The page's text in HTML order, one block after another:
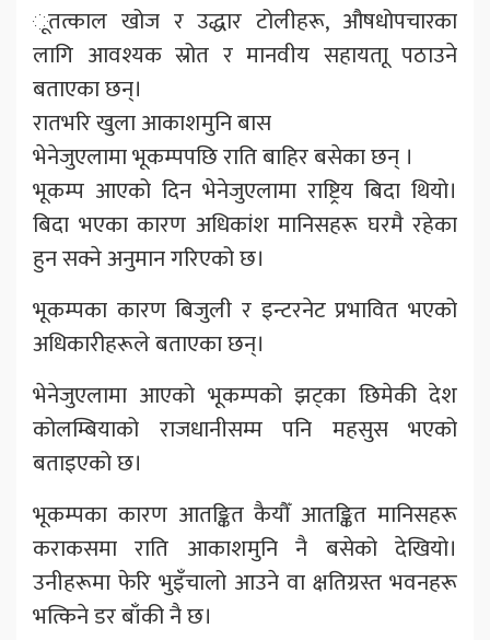
ूतत्काल खोज र उद्धार टोलीहरू, औषधोपचारका
लागि आवश्यक स्रोत र मानवीय सहायताू पठाउने
बताएका छन्।
रातभरि खुला आकाशमुनि बास
भेनेजुएलामा भूकम्पपछि राति बाहिर बसेका छन् ।
भूकम्प आएको दिन भेनेजुएलामा राष्ट्रिय बिदा थियो।
बिदा भएका कारण अधिकांश मानिसहरू घरमै रहेका
हुन सक्ने अनुमान गरिएको छ।
भूकम्पका कारण बिजुली र इन्टरनेट प्रभावित भएको
अधिकारीहरूले बताएका छन्।
भेनेजुएलामा आएको भूकम्पको झट्का छिमेकी देश
कोलम्बियाको राजधानीसम्म पनि महसुस भएको
बताइएको छ।
भूकम्पका कारण आतङ्कित कैयौँ आतङ्कित मानिसहरू
कराकसमा राति आकाशमुनि नै बसेको देखियो।
उनीहरूमा फेरि भुइँचालो आउने वा क्षतिग्रस्त भवनहरू
भत्किने डर बाँकी नै छ।